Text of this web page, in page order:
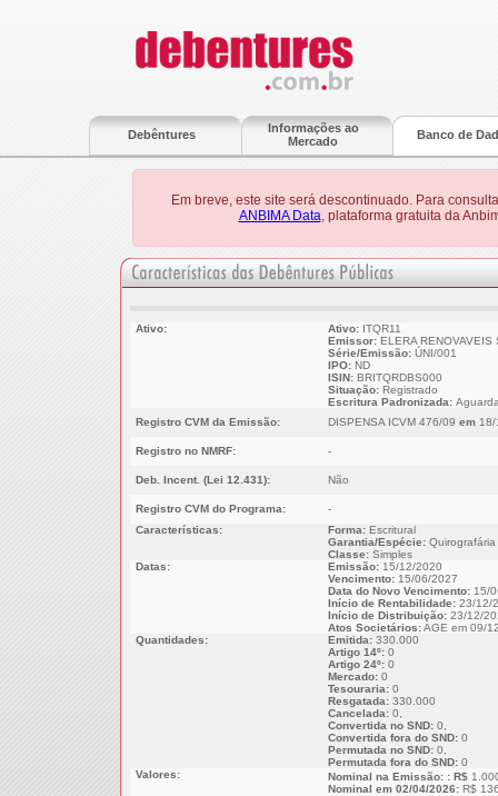
Debêntures
Informações ao
Mercado
Banco de
Em breve, este site será descontinuado. Para
ANBIMA Data, plataforma gratuita da
Ativo: Ativo:ITQR11
Emissor:ELERA RENOVAVEIS
Série/Emissão:ÚNI/001
IPO: ND
ISIN:BRITQRDBS000
Situação:Registrado
Escritura Padronizada:
Registro CVM da Emissão:
DISPENSA ICVM 476/09 em18/
Registro no NMRF: -
Deb. Incent. (Lei 12.431): Não
Registro CVM do Programa:
-
Características:
Forma:Escritural
Garantia/Espécie:Quirografária
Classe:Simples
Datas:
Emissão:15/12/2020
Vencimento: 15/06/2027
Data do Novo Vencimento:15/
Início de Rentabilidade:23/12/
Início de Distribuição:23/12/
Atos Societários:AGE em 09/
Quantidades:
Emitida:330.000
Artigo 14º:0
Artigo 24º:0
Mercado:0
Tesouraria:0
Resgatada:330.000
Cancelada:0,
Convertida no SND:0,
Convertida fora do SND:0
Permutada no SND:0,
Permutada fora do SND:0
Valores:
Nominal na Emissão: : R$
Nominal em 02/04/2026:R$